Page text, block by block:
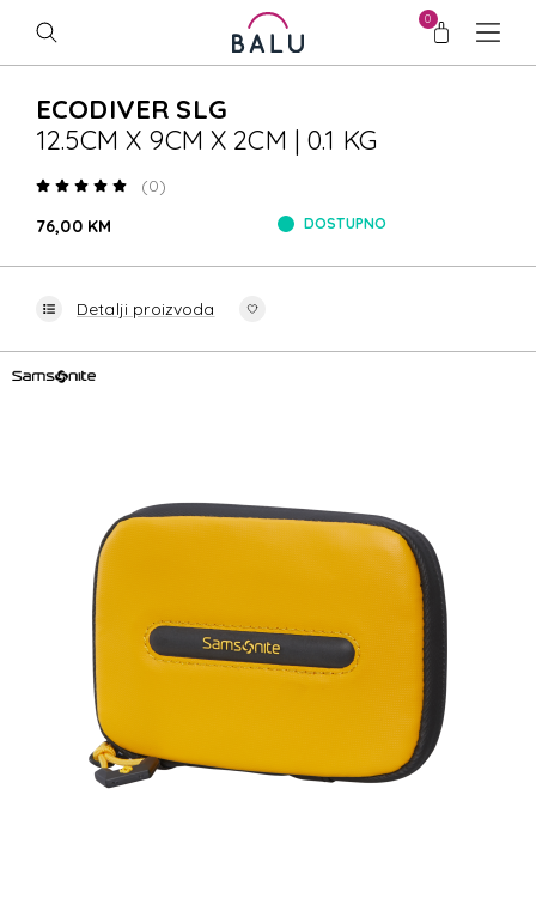
0
ECODIVER SLG
12.5CM X 9CM X 2CM | 0.1 KG
(0)
76,00 KM
DOSTUPNO
Detalji proizvoda